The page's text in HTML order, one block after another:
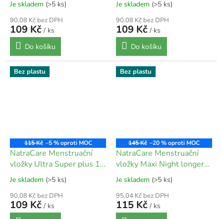
Je skladem (>5 ks)
90,08 Kč bez DPH
109 Kč / ks
Do košíku
Je skladem (>5 ks)
90,08 Kč bez DPH
109 Kč / ks
Do košíku
Bez plastu
115 Kč –5 %
NatraCare Menstruační
vložky Ultra Super plus 12
ks
Je skladem (>5 ks)
90,08 Kč bez DPH
109 Kč / ks
Bez plastu
145 Kč –20 %
NatraCare Menstruační
vložky Maxi Night longer
bez křidélek 10 ks
Je skladem (>5 ks)
95,04 Kč bez DPH
115 Kč / ks